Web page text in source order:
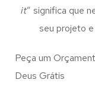
it” significa que
seu projeto
Peça um
Deus Grátis